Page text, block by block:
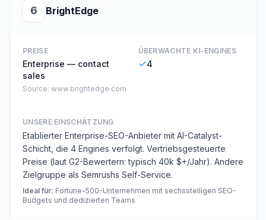
6 BrightEdge
PREISE
Enterprise — contact
sales
Source: www.brightedge.com
ÜBERWACHTE KI-ENGINES
4
UNSERE EINSCHÄTZUNG
Etablierter Enterprise-SEO-Anbieter mit AI-Catalyst-
Schicht, die 4 Engines verfolgt. Vertriebsgesteuerte
Preise (laut G2-Bewertern: typisch 40k $+/Jahr). Andere
Zielgruppe als Semrushs Self-Service.
Ideal für: Fortune-500-Unternehmen mit sechsstelligen SEO-
Budgets und dedizierten Teams